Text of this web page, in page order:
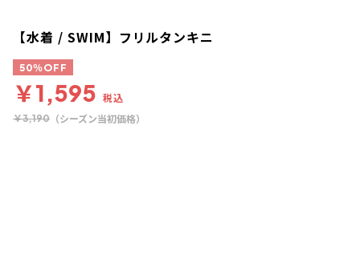
【水着 / SWIM】フリルタンキニ
50％OFF
￥1,595 税込
￥3,190 （シーズン当初価格）